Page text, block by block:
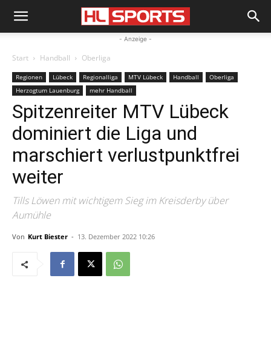
- Anzeige -
Start Handball Oberliga
Regionen Lübeck Regionalliga MTV Lübeck Handball
Oberliga
Herzogtum Lauenburg
mehr Handball
Spitzenreiter MTV Lübeck
dominiert die Liga und
marschiert verlustpunktfrei
weiter
Tills Löwen mit wichtigem Sieg im Kreisderby über
Aumühle
Von Kurt Biester - 13. Dezember 2022 10:26